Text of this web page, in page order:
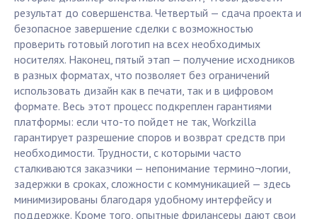
результат до совершенства. Четвертый — сдача проекта и
безопасное завершение сделки с возможностью
проверить готовый логотип на всех необходимых
носителях. Наконец, пятый этап — получение исходников
в разных форматах, что позволяет без ограничений
использовать дизайн как в печати, так и в цифровом
формате. Весь этот процесс подкреплен гарантиями
платформы: если что-то пойдет не так, Workzilla
гарантирует разрешение споров и возврат средств при
необходимости. Трудности, с которыми часто
сталкиваются заказчики — непонимание термино¬логии,
задержки в сроках, сложности с коммуникацией — здесь
минимизированы благодаря удобному интерфейсу и
поддержке. Кроме того, опытные фрилансеры дают свои